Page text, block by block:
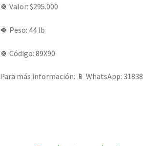
🍀 Valor: $295.000
🍀 Peso: 44 lb
🍀 Código: 89X90
Para más información: 📱 WhatsApp: